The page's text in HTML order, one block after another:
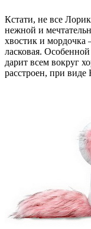
Кстати, не все
нежной и
хвостик и мордочка
ласковая.
дарит всем вокруг
расстроен, при